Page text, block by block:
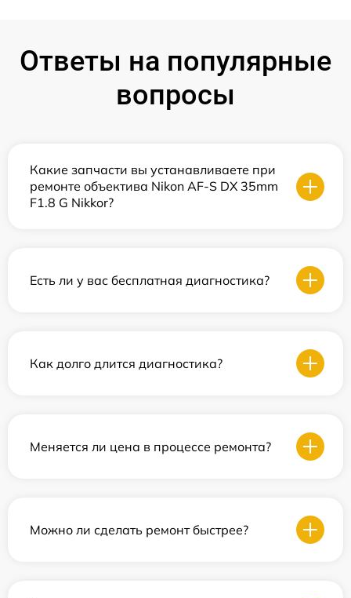
Ответы на популярные
вопросы
Какие запчасти вы устанавливаете при
ремонте объектива Nikon AF-S DX 35mm
F1.8 G Nikkor?
Есть ли у вас бесплатная диагностика?
Как долго длится диагностика?
Меняется ли цена в процессе ремонта?
Можно ли сделать ремонт быстрее?